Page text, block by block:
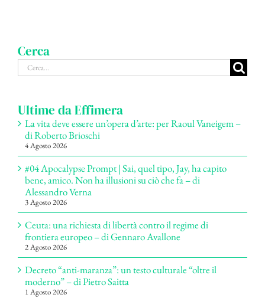
Cerca
Cerca
per:
Ultime da Effimera
La vita deve essere un’opera d’arte: per Raoul Vaneigem –
di Roberto Brioschi
4 Agosto 2026
#04 Apocalypse Prompt | Sai, quel tipo, Jay, ha capito
bene, amico. Non ha illusioni su ciò che fa – di
Alessandro Verna
3 Agosto 2026
Ceuta: una richiesta di libertà contro il regime di
frontiera europeo – di Gennaro Avallone
2 Agosto 2026
Decreto “anti-maranza”: un testo culturale “oltre il
moderno” – di Pietro Saitta
1 Agosto 2026